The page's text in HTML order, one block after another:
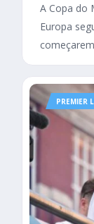
A Copa do
Europa
PREMIER